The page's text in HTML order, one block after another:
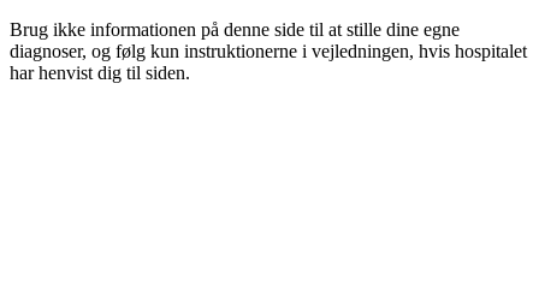
Brug ikke informationen på denne side til at stille dine egne
diagnoser, og følg kun instruktionerne i vejledningen, hvis hospitalet
har henvist dig til siden.